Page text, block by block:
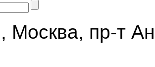
Москва, пр-т